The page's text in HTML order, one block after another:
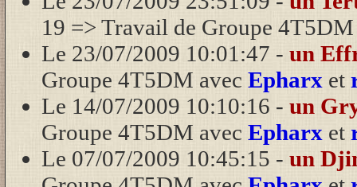
19 => Travail de Groupe
Le 23/07/2009 10:01:47 - un
Groupe 4T5DM avec Epharx et
Le 14/07/2009 10:10:16 - un
Groupe 4T5DM avec Epharx et
Le 07/07/2009 10:45:15 - un